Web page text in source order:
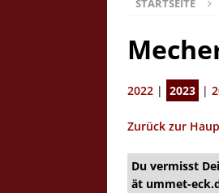
STARTSEITE
2022 | 2023 |
Zurück zur
Du vermisst
ät ummet-